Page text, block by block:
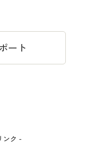
ート
ンク -